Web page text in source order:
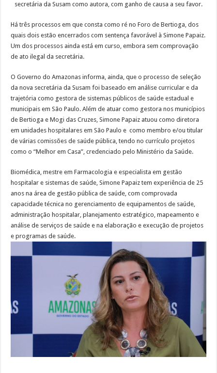
secretária da Susam como autora, com ganho de causa a seu favor.
Há três processos em que consta como ré no Foro de Bertioga, dos
quais dois estão encerrados com sentença favorável à Simone Papaiz.
Um dos processos ainda está em curso, embora sem comprovação
de ato ilegal da secretária.
O Governo do Amazonas informa, ainda, que o processo de seleção
da nova secretária da Susam foi baseado em análise curricular e da
trajetória como gestora de sistemas públicos de saúde estadual e
municipais em São Paulo. Além de atuar como gestora nos municípios
de Bertioga e Mogi das Cruzes, Simone Papaiz atuou como diretora
em unidades hospitalares em São Paulo e como membro e/ou titular
de várias comissões de saúde pública, tendo no currículo projetos
como o “Melhor em Casa”, credenciado pelo Ministério da Saúde.
Biomédica, mestre em Farmacologia e especialista em gestão
hospitalar e sistemas de saúde, Simone Papaiz tem experiência de 25
anos na área de gestão pública de saúde, com comprovada
capacidade técnica no gerenciamento de equipamentos de saúde,
administração hospitalar, planejamento estratégico, mapeamento e
análise de serviços de saúde e na elaboração e execução de projetos
e programas de saúde.